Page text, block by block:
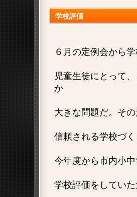
学校評価
６月の定例会から
児童生徒にとって
か
大きな問題だ。そ
信頼される学校づく
今年度から市内小
学校評価をしていた